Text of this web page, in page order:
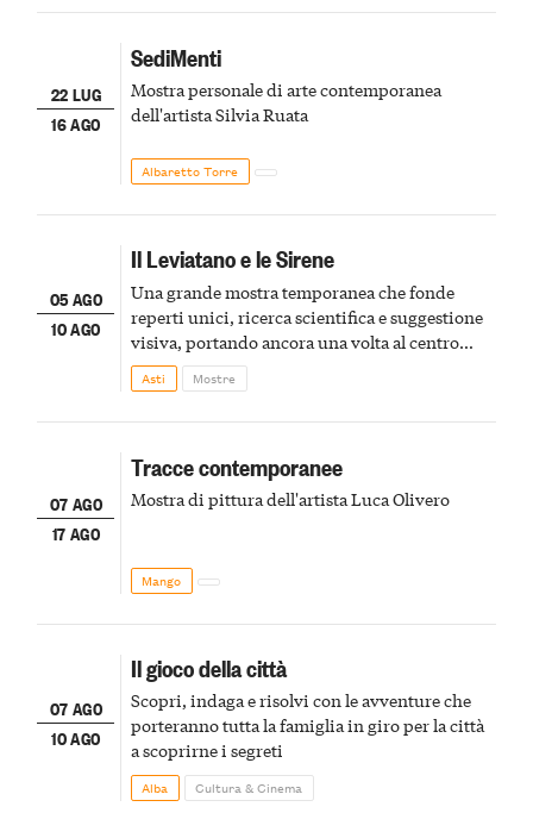
22 LUG
16 AGO
SediMenti
Mostra personale di arte contemporanea
dell'artista Silvia Ruata
Albaretto Torre
05 AGO
10 AGO
Il Leviatano e le Sirene
Una grande mostra temporanea che fonde
reperti unici, ricerca scientifica e suggestione
visiva, portando ancora una volta al centro
della scena le meraviglie del passato astigiano
Asti Mostre
07 AGO
17 AGO
Tracce contemporanee
Mostra di pittura dell'artista Luca Olivero
Mango
07 AGO
10 AGO
Il gioco della città
Scopri, indaga e risolvi con le avventure che
porteranno tutta la famiglia in giro per la città
a scoprirne i segreti
Alba Cultura & Cinema